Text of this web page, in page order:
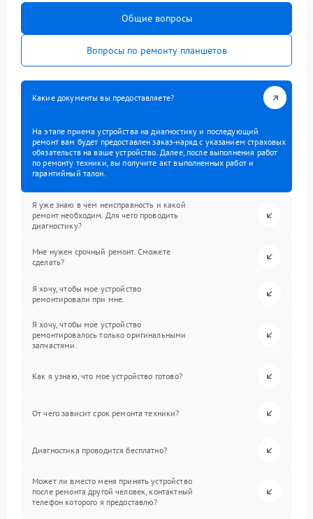
Общие вопросы
Вопросы по ремонту планшетов
Какие документы вы предоставляете?
На этапе приема устройства на диагностику и последующий
ремонт вам будет предоставлен заказ-наряд с указанием страховых
обязательств на ваше устройство. Далее, после выполнения работ
по ремонту техники, вы получите акт выполненных работ и
гарантийный талон.
Я уже знаю в чем неисправность и какой
ремонт необходим. Для чего проводить
диагностику?
Мне нужен срочный ремонт. Сможете
сделать?
Я хочу, чтобы мое устройство
ремонтировали при мне.
Я хочу, чтобы мое устройство
ремонтировалось только оригинальными
запчастями.
Как я узнаю, что мое устройство готово?
От чего зависит срок ремонта техники?
Диагностика проводится бесплатно?
Может ли вместо меня принять устройство
после ремонта другой человек, контактный
телефон которого я предоставлю?